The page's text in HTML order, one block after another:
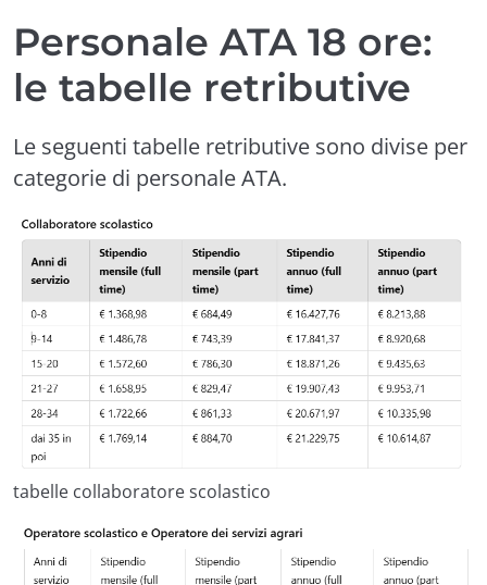
Personale ATA 18 ore:
le tabelle retributive
Le seguenti tabelle retributive sono divise per
categorie di personale ATA.
tabelle collaboratore scolastico